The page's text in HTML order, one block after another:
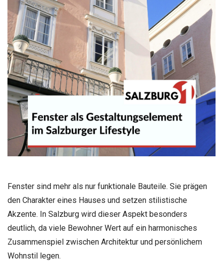
Fenster sind mehr als nur funktionale Bauteile. Sie prägen
den Charakter eines Hauses und setzen stilistische
Akzente. In Salzburg wird dieser Aspekt besonders
deutlich, da viele Bewohner Wert auf ein harmonisches
Zusammenspiel zwischen Architektur und persönlichem
Wohnstil legen.